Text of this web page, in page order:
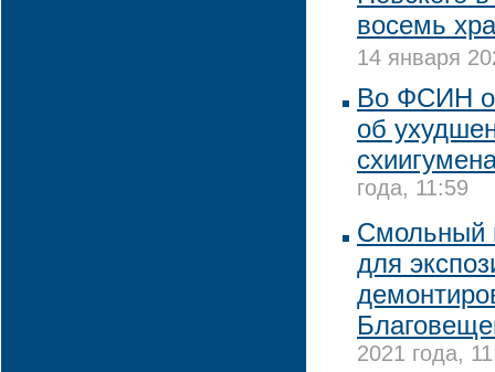
восемь
14 января
Во ФСИН
об
года, 11:59
Смольный
для
2021 года,